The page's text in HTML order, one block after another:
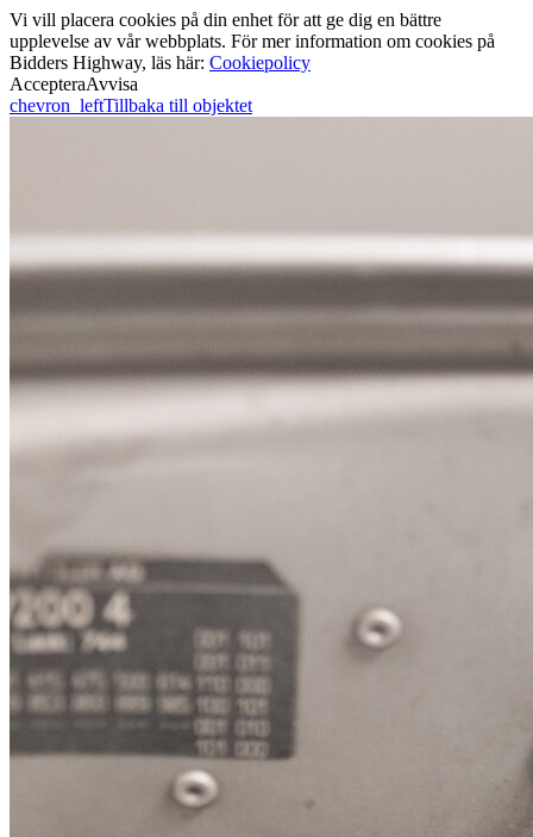
Vi vill placera cookies på din enhet för att ge dig en bättre
upplevelse av vår webbplats. För mer information om cookies på
Bidders Highway, läs här: Cookiepolicy
AccepteraAvvisa
chevron_leftTillbaka till objektet